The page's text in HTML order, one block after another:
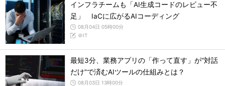
インフラチームも「AI生成コードのレビュー不
足」 IaCに広がるAIコーディング
08月04日 05時00分
＠IT
最短3分、業務アプリの「作って直す」が“対話
だけ”で済むAIツールの仕組みとは？
08月03日 13時00分